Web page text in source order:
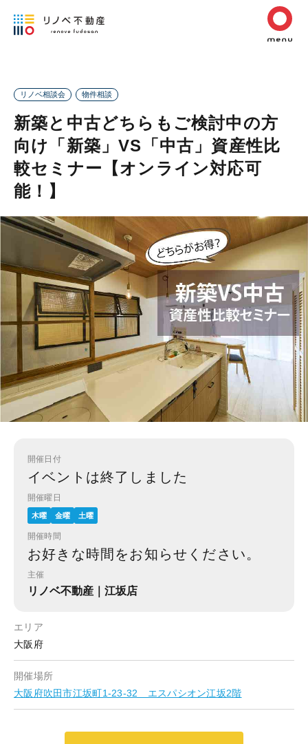
リノベ相談会 物件相談
新築と中古どちらもご検討中の方
向け「新築」VS「中古」資産性比
較セミナー【オンライン対応可
能！】
開催日付
イベントは終了しました
開催曜日
木曜 金曜 土曜
開催時間
お好きな時間をお知らせください。
主催
リノベ不動産｜江坂店
エリア
大阪府
開催場所
大阪府吹田市江坂町1-23-32 エスパシオン江坂2階